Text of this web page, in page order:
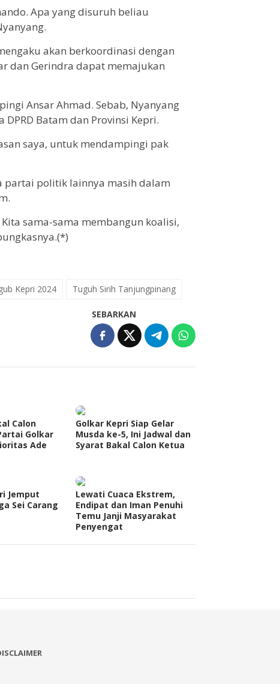
Apa yang disuruh beliau
akan berkoordinasi dengan
dan Gerindra dapat memajukan
Ansar Ahmad. Sebab, Nyanyang
Batam dan Provinsi Kepri.
saya, untuk mendampingi pak
partai politik lainnya masih dalam
sama-sama membangun koalisi,
Kepri 2024 Tuguh Sirih Tanjungpinang
SEBARKAN
Calon
Golkar
Ade
Golkar Kepri Siap Gelar
Musda ke-5, Ini Jadwal dan
Syarat Bakal Calon Ketua
Jemput
Sei Carang
Lewati Cuaca Ekstrem,
Endipat dan Iman Penuhi
Temu Janji Masyarakat
Penyengat